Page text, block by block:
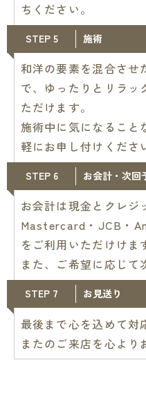
ちください。
STEP 5 施術
和洋の要素を混合させ
で、ゆったりとリラッ
ただけます。
施術中に気になること
軽にお申し付けくださ
STEP 6 お会計・次回
お会計は現金とクレジ
Mastercard・JCB・
をご利用いただけけま
また、ご希望に応じて
STEP 7 お見送り
最後まで心を込めて対
またのご来店を心より